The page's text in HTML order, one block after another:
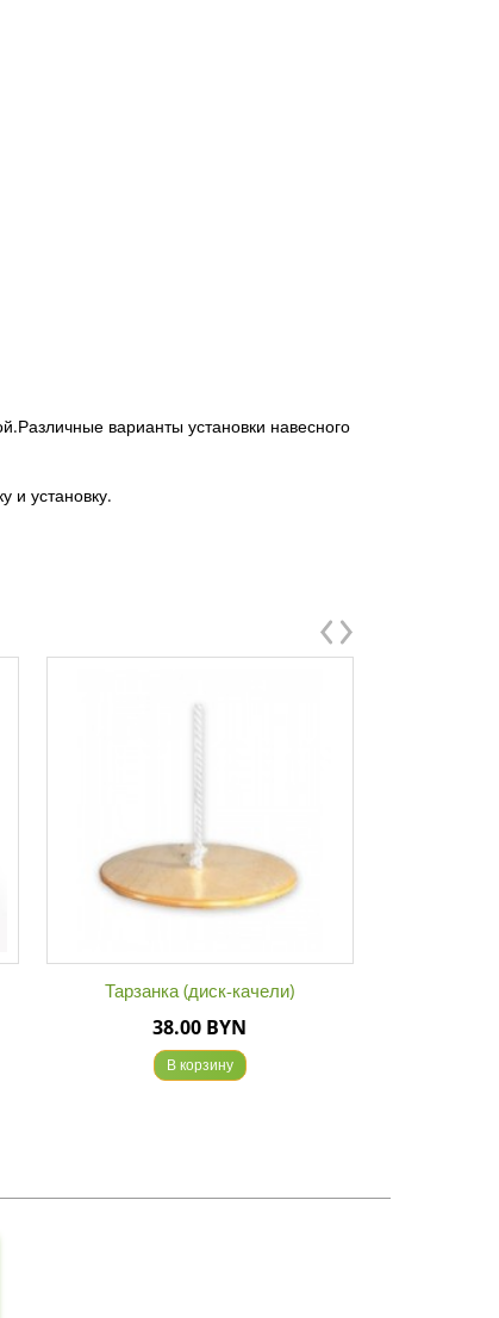
Различные варианты установки навесного
и установку.
Тарзанка (диск-качели)
38.00 BYN
В корзину